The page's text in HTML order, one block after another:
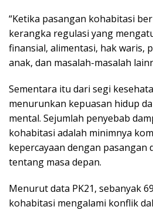
“Ketika pasangan kohabitasi
kerangka regulasi yang
finansial, alimentasi, hak waris,
anak, dan masalah-masalah
Sementara itu dari segi
menurunkan kepuasan hidup
mental. Sejumlah penyebab
kohabitasi adalah minimnya
kepercayaan dengan pasangan
tentang masa depan.
Menurut data PK21, sebanyak
kohabitasi mengalami konflik